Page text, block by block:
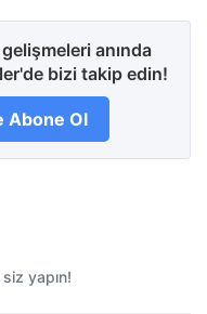
anında
bizi takip edin!
Abone Ol
yapın!